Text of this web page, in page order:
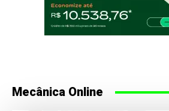
Mecânica Online